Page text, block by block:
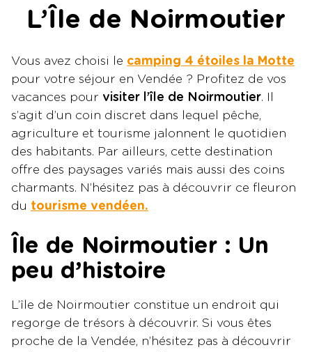
L’Île de Noirmoutier
Vous avez choisi le camping 4 étoiles la Motte
pour votre séjour en Vendée ? Profitez de vos
vacances pour visiter l’île de Noirmoutier. Il
s’agit d’un coin discret dans lequel pêche,
agriculture et tourisme jalonnent le quotidien
des habitants. Par ailleurs, cette destination
offre des paysages variés mais aussi des coins
charmants. N’hésitez pas à découvrir ce fleuron
du tourisme vendéen.
Île de Noirmoutier : Un
peu d’histoire
L’île de Noirmoutier constitue un endroit qui
regorge de trésors à découvrir. Si vous êtes
proche de la Vendée, n’hésitez pas à découvrir